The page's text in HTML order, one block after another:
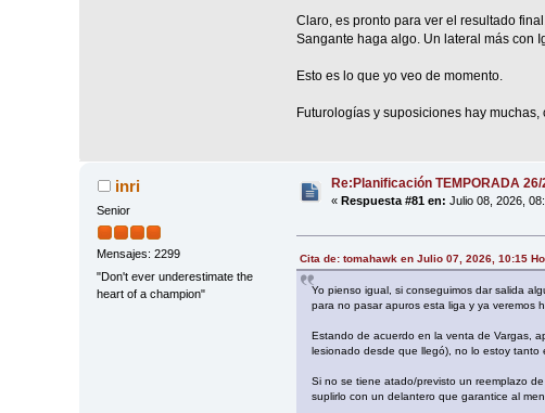
Claro, es pronto para ver el resultado
Sangante haga algo. Un lateral más con
Esto es lo que yo veo de momento.
Futurologías y suposiciones hay
inri
Senior
Mensajes: 2299
"Don't ever underestimate the
heart of a champion"
Re:Planificación TEMPORADA 26/
«Respuesta #81 en: Julio 08, 2026,
Cita de: tomahawk en Julio 07, 2026, 10:15
Yo pienso igual, si conseguimos dar salida
para no pasar apuros esta liga y ya veremos
Estando de acuerdo en la venta de Vargas,
lesionado desde que llegó), no lo estoy tanto
Si no se tiene atado/previsto un reemplazo
suplirlo con un delantero que garantice al